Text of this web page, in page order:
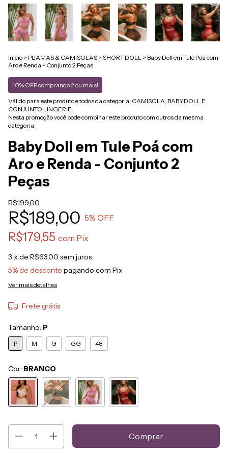
Início > PIJAMAS & CAMISOLAS > SHORT DOLL > Baby Doll em Tule Poá com
Aro e Renda - Conjunto 2 Peças
10% OFF comprando 2 ou mais!
Válido para este produto e todos da categoria: CAMISOLA, BABYDOLL E
CONJUNTO LINGERIE.
Nesta promoção você pode combinar este produto com outros da mesma
categoria.
Baby Doll em Tule Poá com
Aro e Renda - Conjunto 2
Peças
R$199,00
R$189,00 5% OFF
R$179,55 com Pix
3 x de R$63,00 sem juros
5% de desconto pagando com Pix
Ver mais detalhes
Frete grátis
Tamanho: P
P M G GG 48
Cor: BRANCO